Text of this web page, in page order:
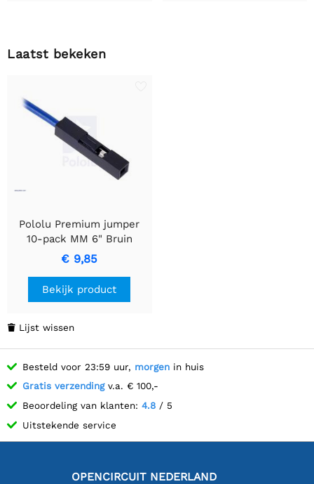
Laatst bekeken
Pololu Premium jumper
10-pack MM 6" Bruin
€ 9,85
Bekijk product
 Lijst wissen
Besteld voor 23:59 uur, morgen in huis
Gratis verzendingv.a. € 100,-
Beoordeling van klanten: 4.8 / 5
Uitstekende service
OPENCIRCUIT NEDERLAND